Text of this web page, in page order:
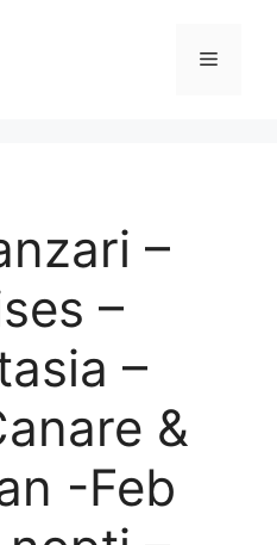
Meniu
–
–
–
&
-Feb